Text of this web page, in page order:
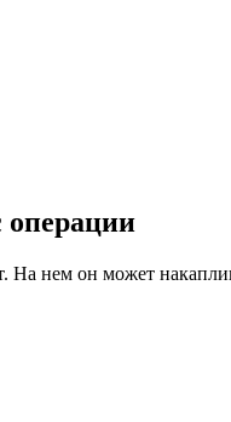
операции
нем он может